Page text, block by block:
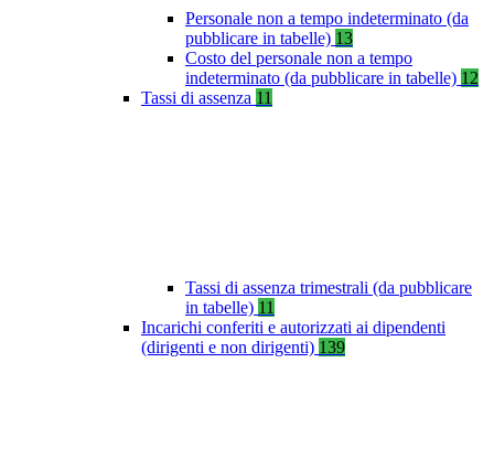
Personale non a tempo indeterminato (da
pubblicare in tabelle) 13
Costo del personale non a tempo
indeterminato (da pubblicare in tabelle) 12
Tassi di assenza 11
Tassi di assenza trimestrali (da pubblicare
in tabelle) 11
Incarichi conferiti e autorizzati ai dipendenti
(dirigenti e non dirigenti) 139